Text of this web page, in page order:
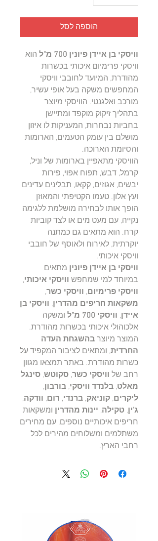
הוספה לסל
וויסקי בן איידן פיונין 700 מ"ל
הוא
וויסקי פרימיום איכותי בכשרות
מהודרת, המיועד לחובבי וויסקי
המחפשים משקה בעל אופי עשיר,
מורכב ואלגנטי. הוויסקי מיוצר
בתהליך זיקוק מוקפד ומתיישן
בחביות נבחרות, המעניקות לו איזון
מושלם בין עומק הטעמים, הארומות
והסיומת הארוכה.
הוויסקי מתאפיין בארומות של וניל,
קרמל, דבש, תפוח אפוי, פירות
יבשים, אגוזים, קקאו, תבלינים עדינים
ועץ אלון. טעמו הקטיפתי והמאוזן
הופך אותו לבחירה מושלמת ללגימה
נקייה, עם מעט מים או לצד קוביות
קרח. הוא מתאים גם כמתנה
יוקרתית, לאירוח ולאוסף של חובבי
וויסקי איכותי.
וויסקי בן איידן פיונין מתאים
במיוחד למי שמחפש וויסקי איכותי,
וויסקי פרימיום, וויסקי כשר,
משקאות חריפים מהדרין, וויסקי בן
איידן, וויסקי 700 מ"ל
ומשקה
אלכוהולי איכותי בכשרות מהודרת.
המוצר מיוצר בהשגחת העדה
החרדית, ומתאים לציבור המקפיד על
כשרות מהודרת. באתר תמצאו מגוון
רחב של וויסקי כשר, סקוטש, סינגל
מאלט, בלנדד וויסקי, בורבון,
ליקרים, קוניאק, ברנדי, רום, וודקה,
ג'ין, טקילה, יינות מהדרין ומשקאות
חריפים איכותיים נוספים, עם מחירים
משתלמים ומשלוחים מהירים לכל
רחבי הארץ.